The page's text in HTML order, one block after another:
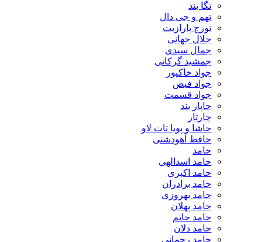
تگا بند
تهم و جی دال
تورج پارازیت
جلال جهانی
جمال سیدی
جمشید گرکانی
جواد خاکپور
جواد فیض
جواد قسمت
چاپار بند
چارتار
حاشا و پویا تات لاو
حافظ آهودشتی
حامد
حامد اسدالهی
حامد اکبری
حامد برادران
حامد بهروزی
حامد پهلان
حامد حاتم
حامد دلان
حامد رحمانی